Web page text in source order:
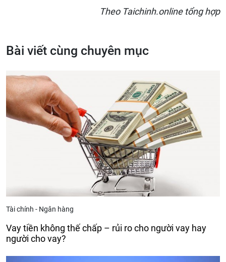
Theo Taichinh.online tổng hợp
Bài viết cùng chuyên mục
Tài chính - Ngân hàng
Vay tiền không thế chấp – rủi ro cho người vay hay
người cho vay?